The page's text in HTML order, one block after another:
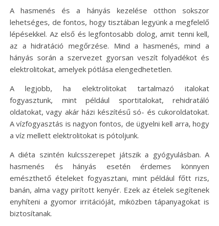
A hasmenés és a hányás kezelése otthon sokszor
lehetséges, de fontos, hogy tisztában legyünk a megfelelő
lépésekkel. Az első és legfontosabb dolog, amit tenni kell,
az a hidratáció megőrzése. Mind a hasmenés, mind a
hányás során a szervezet gyorsan veszít folyadékot és
elektrolitokat, amelyek pótlása elengedhetetlen.
A legjobb, ha elektrolitokat tartalmazó italokat
fogyasztunk, mint például sportitalokat, rehidratáló
oldatokat, vagy akár házi készítésű só- és cukoroldatokat.
A vízfogyasztás is nagyon fontos, de ügyelni kell arra, hogy
a víz mellett elektrolitokat is pótoljunk.
A diéta szintén kulcsszerepet játszik a gyógyulásban. A
hasmenés és hányás esetén érdemes könnyen
emészthető ételeket fogyasztani, mint például főtt rizs,
banán, alma vagy pirított kenyér. Ezek az ételek segítenek
enyhíteni a gyomor irritációját, miközben tápanyagokat is
biztosítanak.